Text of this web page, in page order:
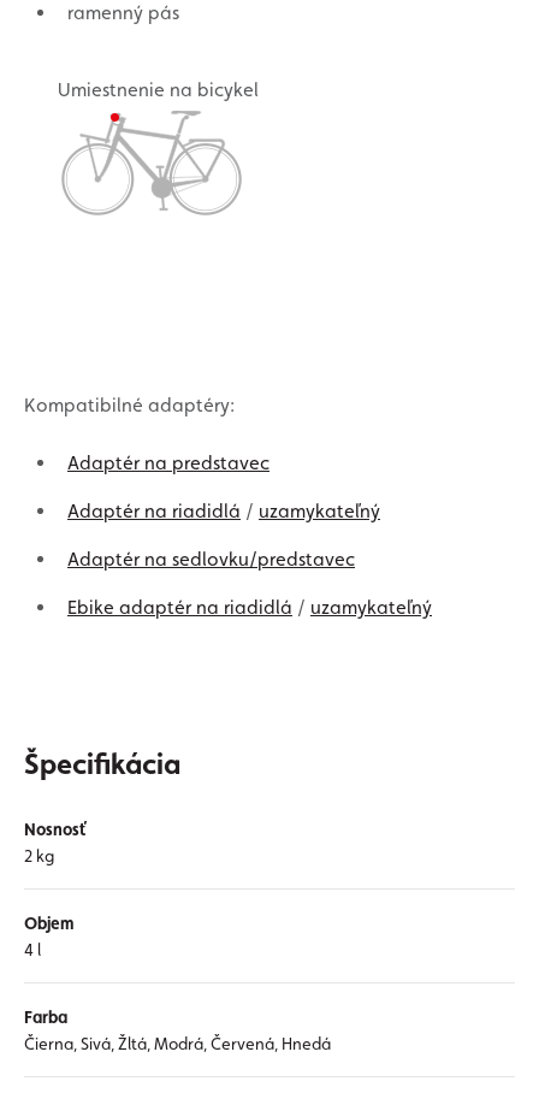
ramenný pás
Umiestnenie na bicykel
Kompatibilné adaptéry:
Adaptér na predstavec
Adaptér na riadidlá / uzamykateľný
Adaptér na sedlovku/predstavec
Ebike adaptér na riadidlá / uzamykateľný
Špecifikácia
Nosnosť
2 kg
Objem
4 l
Farba
Čierna, Sivá, Žltá, Modrá, Červená, Hnedá